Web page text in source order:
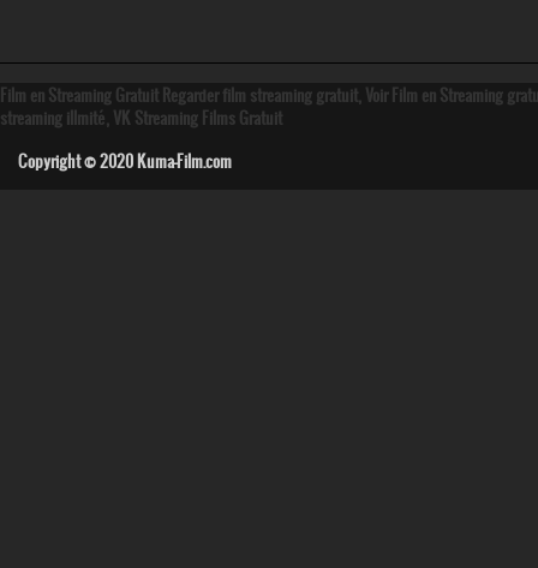
Film en Streaming Gratuit Regarder film streaming gratuit, Voir Film en Streaming
streaming illmité, VK Streaming Films Gratuit
Copyright © 2020Kuma-Film.com